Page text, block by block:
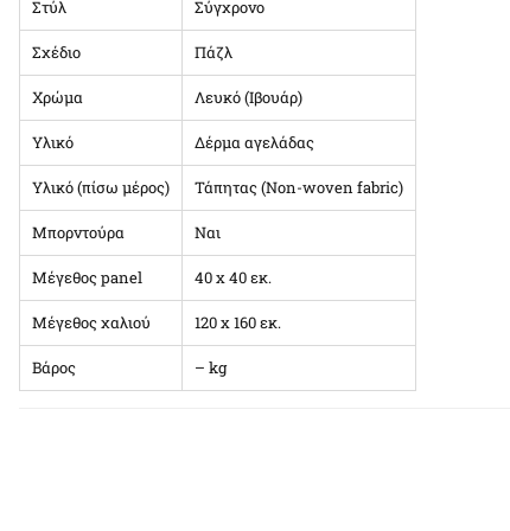
Στύλ Σύγχρονο
Σχέδιο Πάζλ
Χρώμα Λευκό (Ιβουάρ)
Υλικό Δέρμα αγελάδας
Υλικό (πίσω μέρος) Τάπητας (Non-woven fabric)
Μπορντούρα Ναι
Μέγεθος panel 40 x 40 εκ.
Μέγεθος χαλιού 120 x 160 εκ.
Βάρος – kg